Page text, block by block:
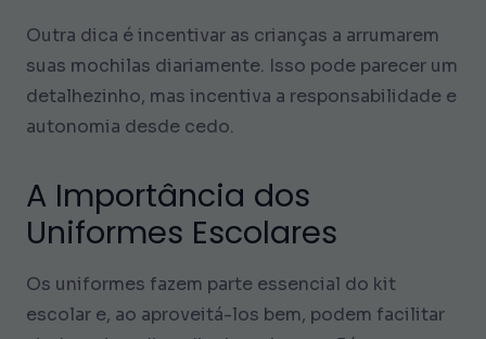
Outra dica é incentivar as crianças a arrumarem
suas mochilas diariamente. Isso pode parecer um
detalhezinho, mas incentiva a responsabilidade e
autonomia desde cedo.
A Importância dos
Uniformes Escolares
Os uniformes fazem parte essencial do kit
escolar e, ao aproveitá-los bem, podem facilitar